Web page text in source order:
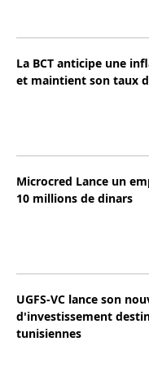
La BCT anticipe une
et maintient son taux
Microcred Lance un
10 millions de dinars
UGFS-VC lance son
d'investissement
tunisiennes